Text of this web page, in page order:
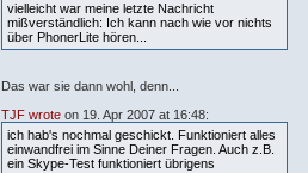
vielleicht war meine letzte Nachricht
mißverständlich: Ich kann nach wie vor nichts
über PhonerLite hören...
Das war sie dann wohl, denn...
TJF wrote on 19. Apr 2007 at 16:48:
ich hab's nochmal geschickt. Funktioniert alles
einwandfrei im Sinne Deiner Fragen. Auch z.B.
ein Skype-Test funktioniert übrigens